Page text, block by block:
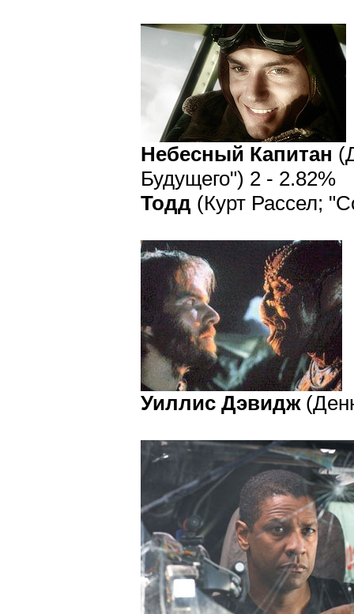
Небесный Капитан
Будущего") 2 - 2.82%
Тодд (Курт Рассел;
Уиллис Дэвидж